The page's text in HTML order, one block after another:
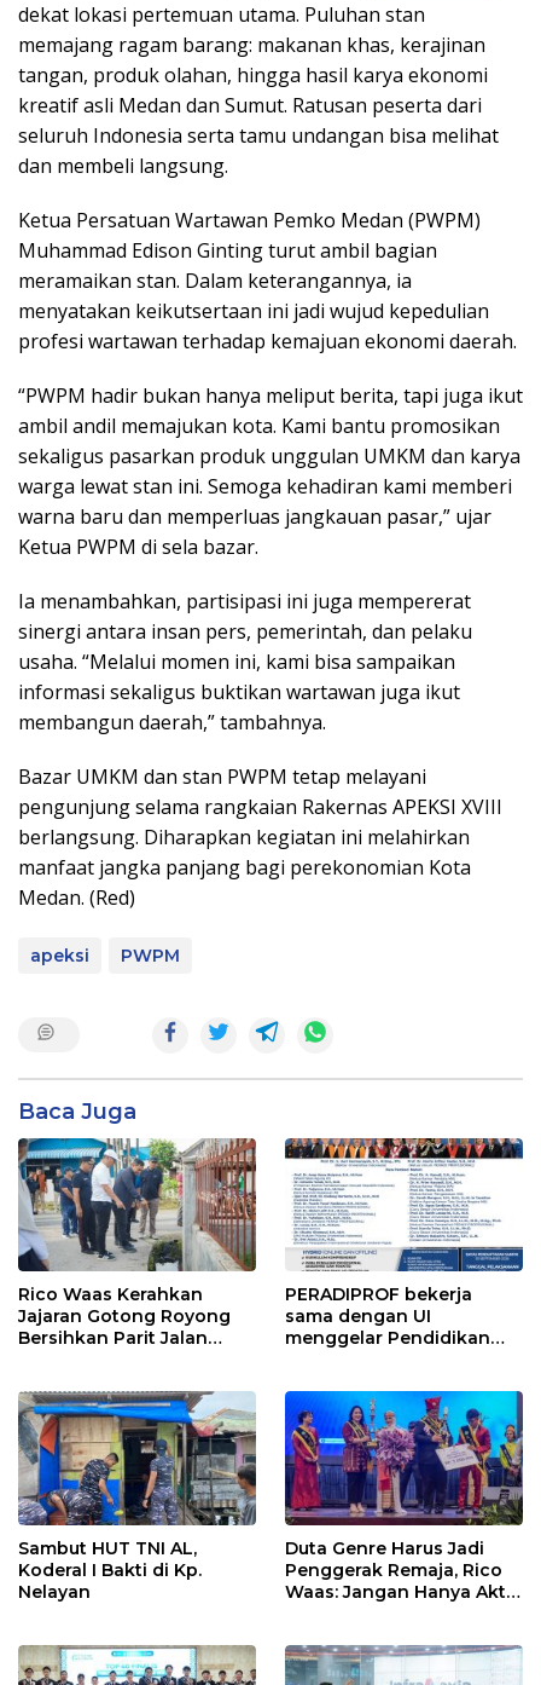
dekat lokasi pertemuan utama. Puluhan stan
memajang ragam barang: makanan khas, kerajinan
tangan, produk olahan, hingga hasil karya ekonomi
kreatif asli Medan dan Sumut. Ratusan peserta dari
seluruh Indonesia serta tamu undangan bisa melihat
dan membeli langsung.
Ketua Persatuan Wartawan Pemko Medan (PWPM)
Muhammad Edison Ginting turut ambil bagian
meramaikan stan. Dalam keterangannya, ia
menyatakan keikutsertaan ini jadi wujud kepedulian
profesi wartawan terhadap kemajuan ekonomi daerah.
“PWPM hadir bukan hanya meliput berita, tapi juga ikut
ambil andil memajukan kota. Kami bantu promosikan
sekaligus pasarkan produk unggulan UMKM dan karya
warga lewat stan ini. Semoga kehadiran kami memberi
warna baru dan memperluas jangkauan pasar,” ujar
Ketua PWPM di sela bazar.
Ia menambahkan, partisipasi ini juga mempererat
sinergi antara insan pers, pemerintah, dan pelaku
usaha. “Melalui momen ini, kami bisa sampaikan
informasi sekaligus buktikan wartawan juga ikut
membangun daerah,” tambahnya.
Bazar UMKM dan stan PWPM tetap melayani
pengunjung selama rangkaian Rakernas APEKSI XVIII
berlangsung. Diharapkan kegiatan ini melahirkan
manfaat jangka panjang bagi perekonomian Kota
Medan. (Red)
apeksi PWPM
Baca Juga
Rico Waas Kerahkan
Jajaran Gotong Royong
Bersihkan Parit Jalan
PERADIPROF bekerja
sama dengan UI
menggelar Pendidikan
Sambut HUT TNI AL,
Koderal I Bakti di Kp.
Nelayan
Duta Genre Harus Jadi
Penggerak Remaja, Rico
Waas: Jangan Hanya Aktif